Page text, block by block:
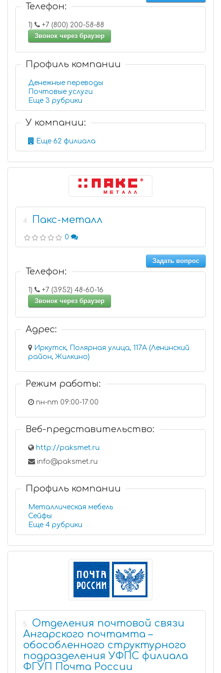
Телефон:
1)
+7 (800) 200-58-88
Звонок через браузер
Профиль компании
Денежные переводы
Почтовые услуги
Еще 3 рубрики
У компании:
Еще 62 филиала
4 Пакс-металл
0
Задать вопрос
Телефон:
1)
+7 (3952) 48-60-16
Звонок через браузер
Адрес:
Иркутск, Полярная улица, 117А (Ленинский
район, Жилкино)
Режим работы:
пн-пт 09:00-17:00
Веб-представительство:
http://paksmet.ru
info@paksmet.ru
Профиль компании
Металлическая мебель
Сейфы
Еще 4 рубрики
5
Отделения почтовой связи
Ангарского почтамта –
обособленного структурного
подразделения УФПС филиала
ФГУП Почта России